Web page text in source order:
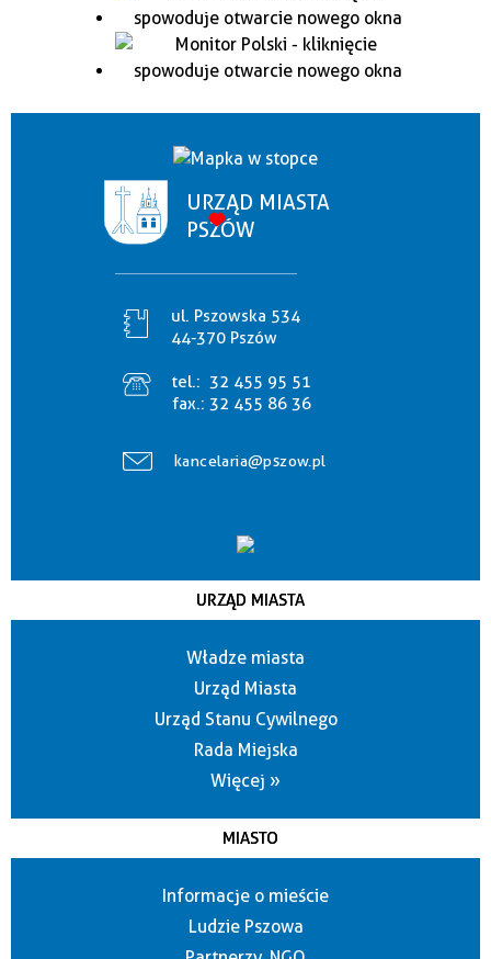
URZĄD MIASTA
PSZÓW
ul. Pszowska 534
44-370 Pszów
tel.: 32 455 95 51
fax.: 32 455 86 36
kancelaria@pszow.pl
URZĄD MIASTA
Władze miasta
Urząd Miasta
Urząd Stanu Cywilnego
Rada Miejska
Więcej »
MIASTO
Informacje o mieście
Ludzie Pszowa